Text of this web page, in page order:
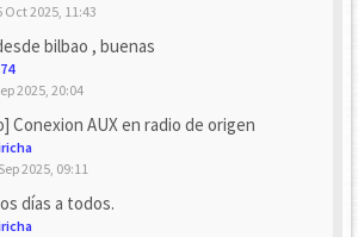
2025, 11:43
bilbao , buenas
2025, 20:04
Conexion AUX en radio de origen
2025, 09:11
días a todos.